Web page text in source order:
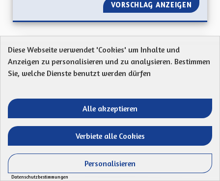
VORSCHLAG ANZEIGEN FAIRE
Faire invalider l'ouverture du Motor Park
a Biltzheim
Proposition anonyme
parcelles du village de Niederentzen au promoteur...
07/06/2023
Diese Webseite verwendet 'Cookies' um Inhalte und
Anzeigen zu personalisieren und zu analysieren. Bestimmen
Sie, welche Dienste benutzt werden dürfen
Alle akzeptieren
Verbiete alle Cookies
Personalisieren
Datenschutzbestimmungen